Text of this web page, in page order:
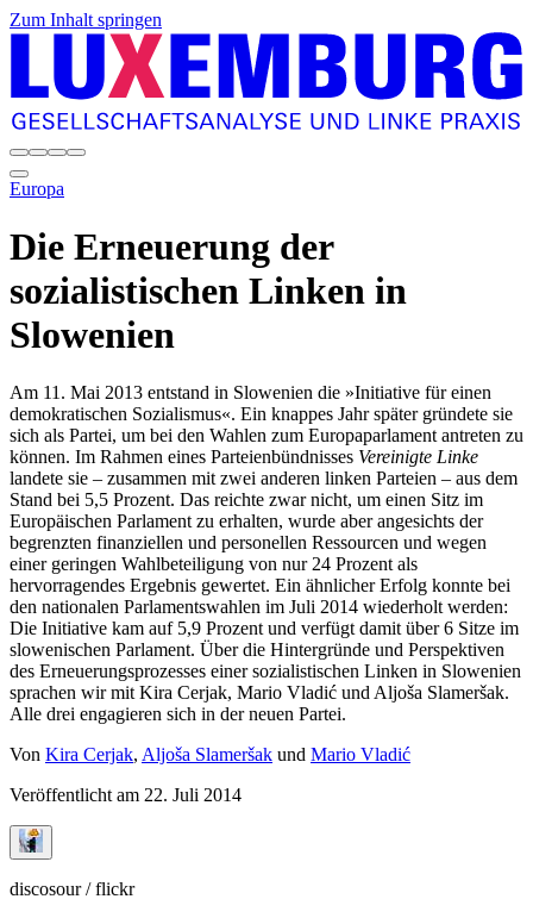
Zum Inhalt springen
Europa
Die Erneuerung der
sozialistischen Linken in
Slowenien
Am 11. Mai 2013 entstand in Slowenien die »Initiative für einen
demokratischen Sozialismus«. Ein knappes Jahr später gründete sie
sich als Partei, um bei den Wahlen zum Europaparlament antreten zu
können. Im Rahmen eines Parteienbündnisses Vereinigte Linke
landete sie – zusammen mit zwei anderen linken Parteien – aus dem
Stand bei 5,5 Prozent. Das reichte zwar nicht, um einen Sitz im
Europäischen Parlament zu erhalten, wurde aber angesichts der
begrenzten finanziellen und personellen Ressourcen und wegen
einer geringen Wahlbeteiligung von nur 24 Prozent als
hervorragendes Ergebnis gewertet. Ein ähnlicher Erfolg konnte bei
den nationalen Parlamentswahlen im Juli 2014 wiederholt werden:
Die Initiative kam auf 5,9 Prozent und verfügt damit über 6 Sitze im
slowenischen Parlament. Über die Hintergründe und Perspektiven
des Erneuerungsprozesses einer sozialistischen Linken in Slowenien
sprachen wir mit Kira Cerjak, Mario Vladić und Aljoša Slameršak.
Alle drei engagieren sich in der neuen Partei.
Von Kira Cerjak, Aljoša Slameršak und Mario Vladić
Veröffentlicht am 22. Juli 2014
discosour / flickr